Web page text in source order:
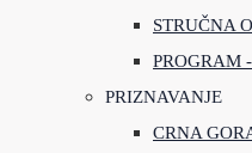
STRUČNA
PROGRAM
PRIZNAVANJE
CRNA